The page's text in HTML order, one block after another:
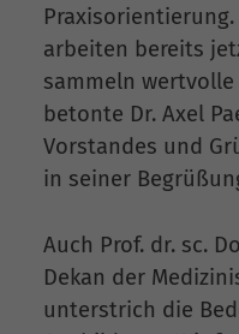
arbeiten bereits
sammeln wertvolle
betonte Dr. Axel
Vorstandes und
in seiner
Auch Prof. dr. sc.
Dekan der
unterstrich die